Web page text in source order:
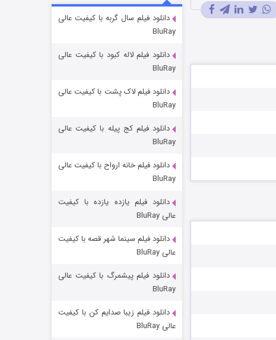
شوگر فصل ۲
قسمت
خاندان اژدها فصل ۳
جادوگری در مغولستان
دانلود فیلم سال گربه با کیفیت عالی
BluRay
دانلود فیلم لاله کبود با کیفیت عالی
BluRay
دانلود فیلم لاک پشت با کیفیت عالی
BluRay
دانلود فیلم کج‌ پیله با کیفیت عالی
BluRay
دانلود فیلم خانه ارواح با کیفیت عالی
BluRay
دانلود فیلم یازده یازده با کیفیت
عالی BluRay
دانلود فیلم سینما شهر قصه با کیفیت
عالی BluRay
دانلود فیلم پیشمرگ با کیفیت عالی
BluRay
دانلود فیلم زیبا صدایم کن با کیفیت
عالی BluRay